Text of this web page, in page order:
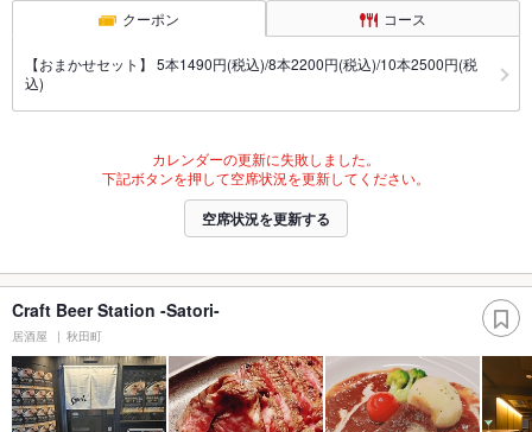
クーポン コース
【おまかせセット】 5本1490円(税込)/8本2200円(税込)/10本2500円(税
込)
カレンダーの更新に失敗しました。
下記ボタンを押して空席状況を更新してください。
空席状況を更新する
Craft Beer Station -Satori-
居酒屋 秋田町